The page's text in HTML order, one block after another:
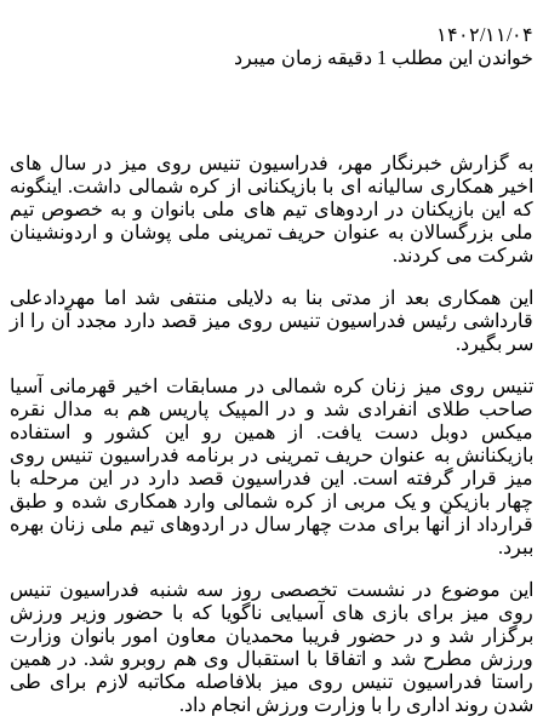
۱۴۰۲/۱۱/۰۴
خواندن این مطلب 1 دقیقه زمان میبرد
به گزارش خبرنگار مهر، فدراسیون تنیس روی میز در سال های
اخیر همکاری سالیانه ای با بازیکنانی از کره شمالی داشت. اینگونه
که این بازیکنان در اردوهای تیم های ملی بانوان و به خصوص تیم
ملی بزرگسالان به عنوان حریف تمرینی ملی پوشان و اردونشینان
شرکت می کردند.
این همکاری بعد از مدتی بنا به دلایلی منتفی شد اما مهردادعلی
قارداشی رئیس فدراسیون تنیس روی میز قصد دارد مجدد آن را از
سر بگیرد.
تنیس روی میز زنان کره شمالی در مسابقات اخیر قهرمانی آسیا
صاحب طلای انفرادی شد و در المپیک پاریس هم به مدال نقره
میکس دوبل دست یافت. از همین رو این کشور و استفاده
بازیکنانش به عنوان حریف تمرینی در برنامه فدراسیون تنیس روی
میز قرار گرفته است. این فدراسیون قصد دارد در این مرحله با
چهار بازیکن و یک مربی از کره شمالی وارد همکاری شده و طبق
قرارداد از آنها برای مدت چهار سال در اردوهای تیم ملی زنان بهره
ببرد.
این موضوع در نشست تخصصی روز سه شنبه فدراسیون تنیس
روی میز برای بازی های آسیایی ناگویا که با حضور وزیر ورزش
برگزار شد و در حضور فریبا محمدیان معاون امور بانوان وزارت
ورزش مطرح شد و اتفاقا با استقبال وی هم روبرو شد. در همین
راستا فدراسیون تنیس روی میز بلافاصله مکاتبه لازم برای طی
شدن روند اداری را با وزارت ورزش انجام داد.